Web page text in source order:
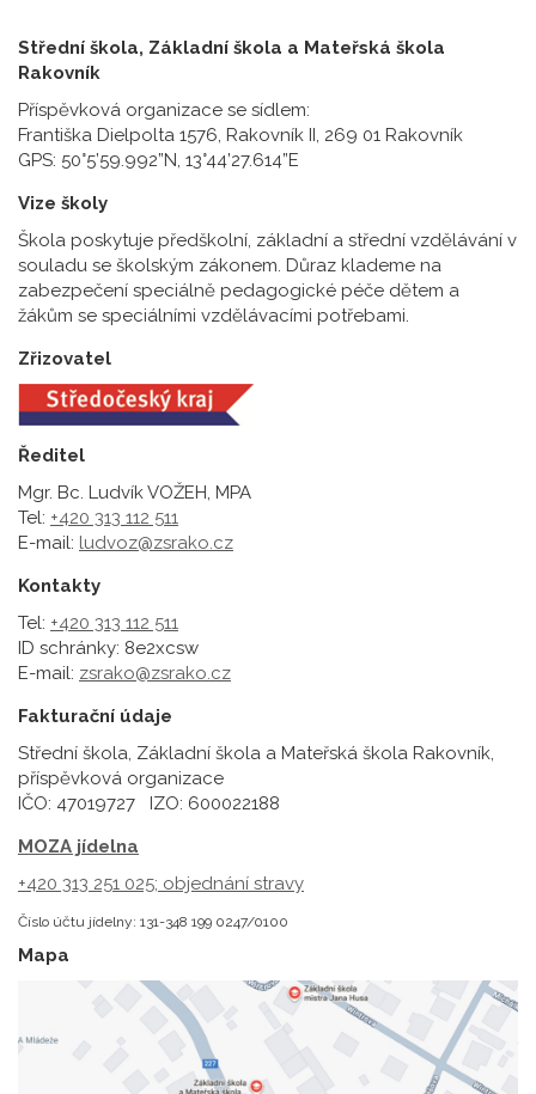
Střední škola, Základní škola a Mateřská škola
Rakovník
Příspěvková organizace se sídlem:
Františka Dielpolta 1576, Rakovník II, 269 01 Rakovník
GPS: 50°5’59.992”N, 13°44’27.614”E
Vize školy
Škola poskytuje předškolní, základní a střední vzdělávání v
souladu se školským zákonem. Důraz klademe na
zabezpečení speciálně pedagogické péče dětem a
žákům se speciálními vzdělávacími potřebami.
Zřizovatel
Ředitel
Mgr. Bc. Ludvík VOŽEH, MPA
Tel: +420 313 112 511
E-mail: ludvoz@zsrako.cz
Kontakty
Tel: +420 313 112 511
ID schránky: 8e2xcsw
E-mail: zsrako@zsrako.cz
Fakturační údaje
Střední škola, Základní škola a Mateřská škola Rakovník,
příspěvková organizace
IČO: 47019727 IZO: 600022188
MOZA jídelna
+420 313 251 025; objednání stravy
Číslo účtu jídelny: 131-348 199 0247/0100
Mapa